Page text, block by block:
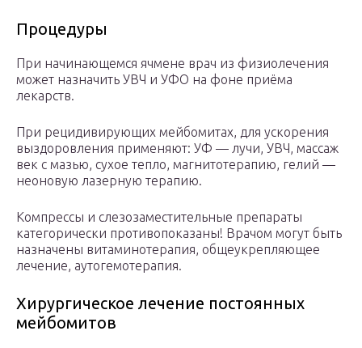
Процедуры
При начинающемся ячмене врач из физиолечения
может назначить УВЧ и УФО на фоне приёма
лекарств.
При рецидивирующих мейбомитах, для ускорения
выздоровления применяют: УФ — лучи, УВЧ, массаж
век с мазью, сухое тепло, магнитотерапию, гелий —
неоновую лазерную терапию.
Компрессы и слезозаместительные препараты
категорически противопоказаны! Врачом могут быть
назначены витаминотерапия, общеукрепляющее
лечение, аутогемотерапия.
Хирургическое лечение постоянных
мейбомитов